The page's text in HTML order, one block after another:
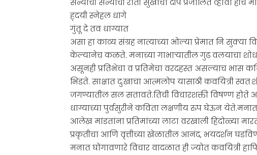
सैन्याची सैन्याची राती सुखाचा दीप प्रजोलित व्हावा
ह्दयी स्नेहल धागे
गुंतू दे तव धाग्यात
असा हा काव्य संग्रह नात्याच्या ओल्या प्रेमात नि
केल्यानेच कळते. मनाच्या गाभाऱ्यातील गुढ वलयाचा शोध
असूनही प्रतिभेचा व प्रतिमेचा वरदहस्त असल्याच भास
भिडते. साक्षात दु:खाचा आत्मलोप यासाठी कवयित्री
जगण्यातील सल सतावते.तिची विचारशक्ती विषण्ण होते
धाग्याच्या पुर्वसुरीने कविता लक्षणीय रुप घेऊन
आलेख मांडतांना प्रतिमांच्या लाटा वरखाली हिंदोळ्या
प्रकृतीचा आणि वृत्तीच्या खेळातील आनंद, भयदर्शन
मनात घोंगावणारे विचार वादळात ही ज्योत कवयित्री